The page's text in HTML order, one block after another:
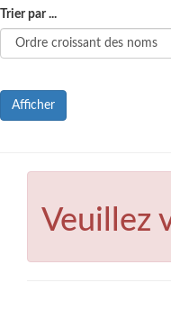
Trier par ...
Afficher
Veuillez